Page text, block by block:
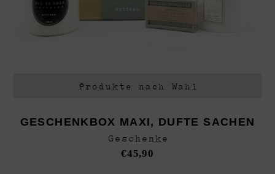
Produkte nach Wahl
GESCHENKBOX MAXI, DUFTE SACHEN
Geschenke
€45,90